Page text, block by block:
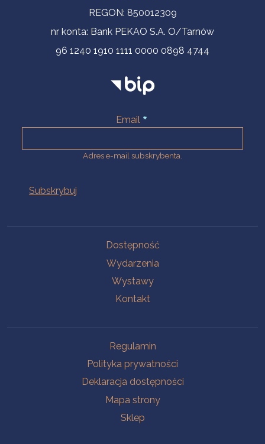
REGON: 850012309
nr konta: Bank PEKAO S.A. O/Tarnów
96 1240 1910 1111 0000 0898 4744
Email
Adres e-mail subskrybenta.
Dostępność
Wydarzenia
Wystawy
Kontakt
Regulamin
Polityka prywatności
Deklaracja dostępności
Mapa strony
Sklep